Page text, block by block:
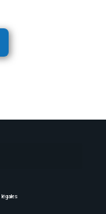
légales